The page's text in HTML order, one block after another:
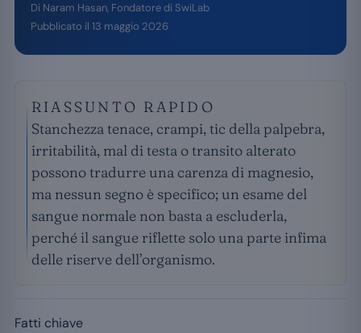
Di Naram Hasan, Fondatore di SwiLab
Pubblicato il 13 maggio 2026
RIASSUNTO RAPIDO
Stanchezza tenace, crampi, tic della palpebra,
irritabilità, mal di testa o transito alterato
possono tradurre una carenza di magnesio,
ma nessun segno è specifico; un esame del
sangue normale non basta a escluderla,
perché il sangue riflette solo una parte infima
delle riserve dell’organismo.
Fatti chiave